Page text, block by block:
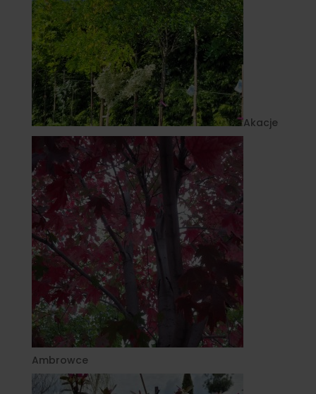
Akacje
Ambrowce